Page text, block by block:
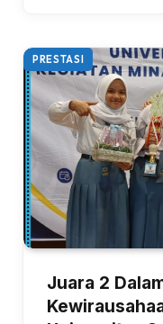
PRESTASI
Juara 2